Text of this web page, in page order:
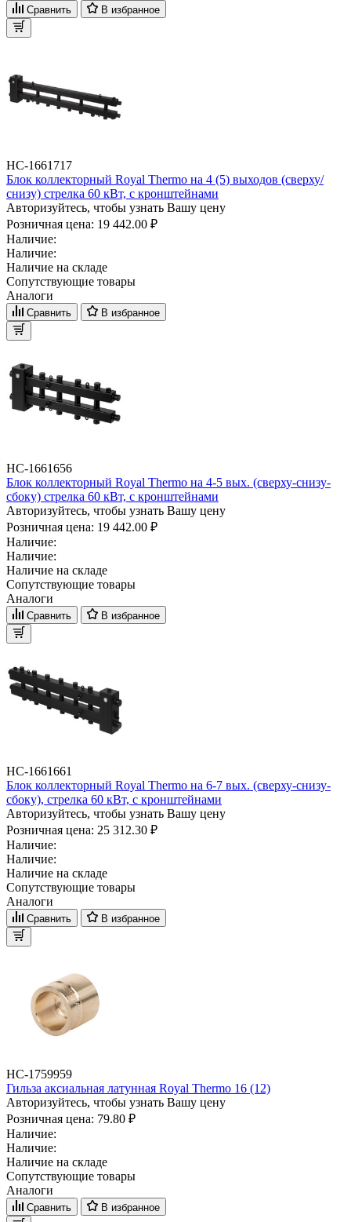
Сравнить В избранное
НС-1661717
Блок коллекторный Royal Thermo на 4 (5) выходов (сверху/
снизу) стрелка 60 кВт, с кронштейнами
Авторизуйтесь, чтобы узнать Вашу цену
Розничная цена: 19 442.00 ₽
Наличие:
Наличие:
Наличие на складе
Сопутствующие товары
Аналоги
Сравнить В избранное
НС-1661656
Блок коллекторный Royal Thermo на 4-5 вых. (сверху-снизу-
сбоку) стрелка 60 кВт, с кронштейнами
Авторизуйтесь, чтобы узнать Вашу цену
Розничная цена: 19 442.00 ₽
Наличие:
Наличие:
Наличие на складе
Сопутствующие товары
Аналоги
Сравнить В избранное
НС-1661661
Блок коллекторный Royal Thermo на 6-7 вых. (сверху-снизу-
сбоку), стрелка 60 кВт, с кронштейнами
Авторизуйтесь, чтобы узнать Вашу цену
Розничная цена: 25 312.30 ₽
Наличие:
Наличие:
Наличие на складе
Сопутствующие товары
Аналоги
Сравнить В избранное
НС-1759959
Гильза аксиальная латунная Royal Thermo 16 (12)
Авторизуйтесь, чтобы узнать Вашу цену
Розничная цена: 79.80 ₽
Наличие:
Наличие:
Наличие на складе
Сопутствующие товары
Аналоги
Сравнить В избранное